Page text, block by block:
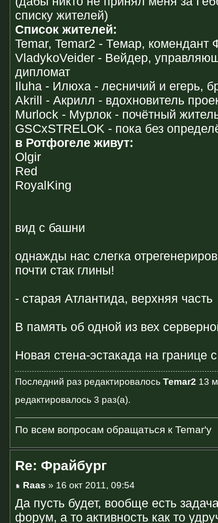
списку жителей)
Список жителей:
Temar, Temar2 - Темар, комендант
VladykoVeider - Вейдер,
дипломат
Iluha - Илюха - лесничий и егерь,
Akrill - Акрилл - вдохновитель
Murlock - Мурлок - почётный
GSCxSTRELOK - пока без
в Ротфогеле живут:
Olgir
Red
RoyalKing
вид с башни
однажды нас слегка
почти стак глины!
- старая Атлантида, верхняя часть
В память об одной из вех
Новая стена-эстакада на границе
Последний раз редактировалось Temar2 13
редактировалось 3 раз(а).
По всем вопросам обращаться к Temar'у
Re: Фрайбург
Raas » 16 окт 2011, 09:54
Да пусть будет, вообще есть
форум, а то активность как то